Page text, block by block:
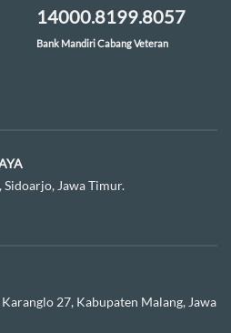
14000.8199.8057
Bank Mandiri Cabang Veteran
Sidoarjo, Jawa Timur.
27, Kabupaten Malang, Jawa